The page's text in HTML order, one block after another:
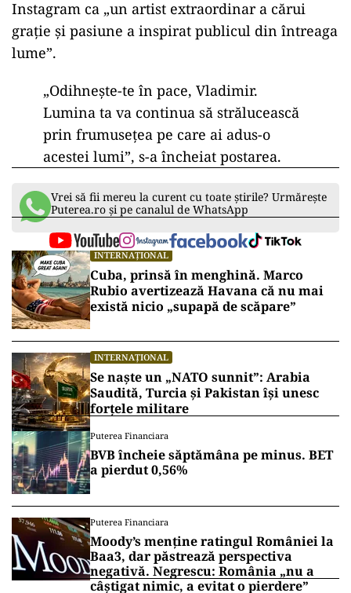
Instagram ca „un artist extraordinar a cărui
grație și pasiune a inspirat publicul din întreaga
lume”.
„Odihnește-te în pace, Vladimir.
Lumina ta va continua să strălucească
prin frumusețea pe care ai adus-o
acestei lumi”, s-a încheiat postarea.
Vrei să fii mereu la curent cu toate știrile? Urmărește
Puterea.ro și pe canalul de WhatsApp
INTERNAȚIONAL
Cuba, prinsă în menghină. Marco
Rubio avertizează Havana că nu mai
există nicio „supapă de scăpare”
INTERNAȚIONAL
Se naște un „NATO sunnit”: Arabia
Saudită, Turcia și Pakistan își unesc
forțele militare
Puterea Financiara
BVB încheie săptămâna pe minus. BET
a pierdut 0,56%
Puterea Financiara
Moody’s menține ratingul României la
Baa3, dar păstrează perspectiva
negativă. Negrescu: România „nu a
câștigat nimic, a evitat o pierdere”